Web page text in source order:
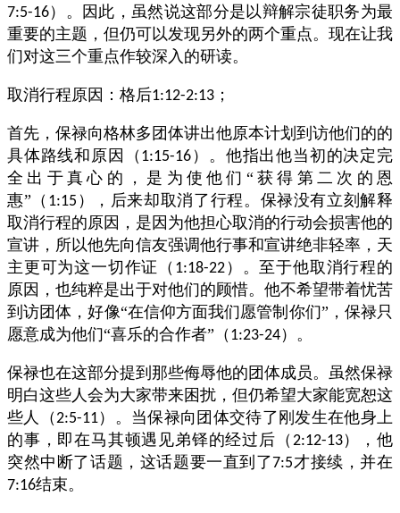
7:5-16）。因此，虽然说这部分是以辩解宗徒职务为最
重要的主题，但仍可以发现另外的两个重点。现在让我
们对这三个重点作较深入的研读。
取消行程原因：格后1:12-2:13 ；
首先，保禄向格林多团体讲出他原本计划到访他们的的
具体路线和原因（ 1:15-16 ）。他指出他当初的决定完
全出于真心的，是为使他们“获得第二次的恩
惠”（ 1:15 ），后来却取消了行程。保禄没有立刻解释
取消行程的原因，是因为他担心取消的行动会损害他的
宣讲，所以他先向信友强调他行事和宣讲绝非轻率，天
主更可为这一切作证（ 1:18-22 ）。至于他取消行程的
原因，也纯粹是出于对他们的顾惜。他不希望带着忧苦
到访团体，好像“在信仰方面我们愿管制你们”，保禄只
愿意成为他们“喜乐的合作者”（ 1:23-24）。
保禄也在这部分提到那些侮辱他的团体成员。虽然保禄
明白这些人会为大家带来困扰，但仍希望大家能宽恕这
些人（2:5-11）。当保禄向团体交待了刚发生在他身上
的事，即在马其顿遇见弟铎的经过后（ 2:12-13），他
突然中断了话题，这话题要一直到了7:5才接续，并在
7:16结束。